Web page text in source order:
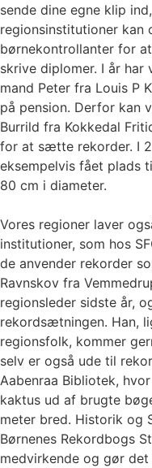
sende dine egne klip
regionsinstitutioner kan
børnekontrollanter for
skrive diplomer. I år
mand Peter fra Louis P
på pension. Derfor kan
Burrild fra Kokkedal
for at sætte rekorder. I
eksempelvis fået plads
80 cm i diameter.
Vores regioner laver
institutioner, som hos
de anvender rekorder
Ravnskov fra
regionsleder sidste år,
rekordsætningen. Han,
regionsfolk, kommer
selv er også ude til
Aabenraa Bibliotek,
kaktus ud af brugte
meter bred. Historik og
Børnenes Rekordbogs
medvirkende og gør